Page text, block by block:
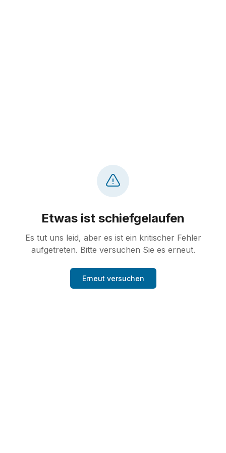
Etwas ist schiefgelaufen
Es tut uns leid, aber es ist ein kritischer Fehler
aufgetreten. Bitte versuchen Sie es erneut.
Erneut versuchen